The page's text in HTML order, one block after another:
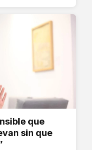
que
sin que